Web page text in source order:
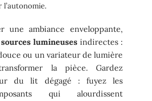
l’autonomie.
une ambiance enveloppante,
sources lumineusesindirectes :
ou un variateur de lumière
la pièce. Gardez
du lit dégagé : fuyez les
qui alourdissent